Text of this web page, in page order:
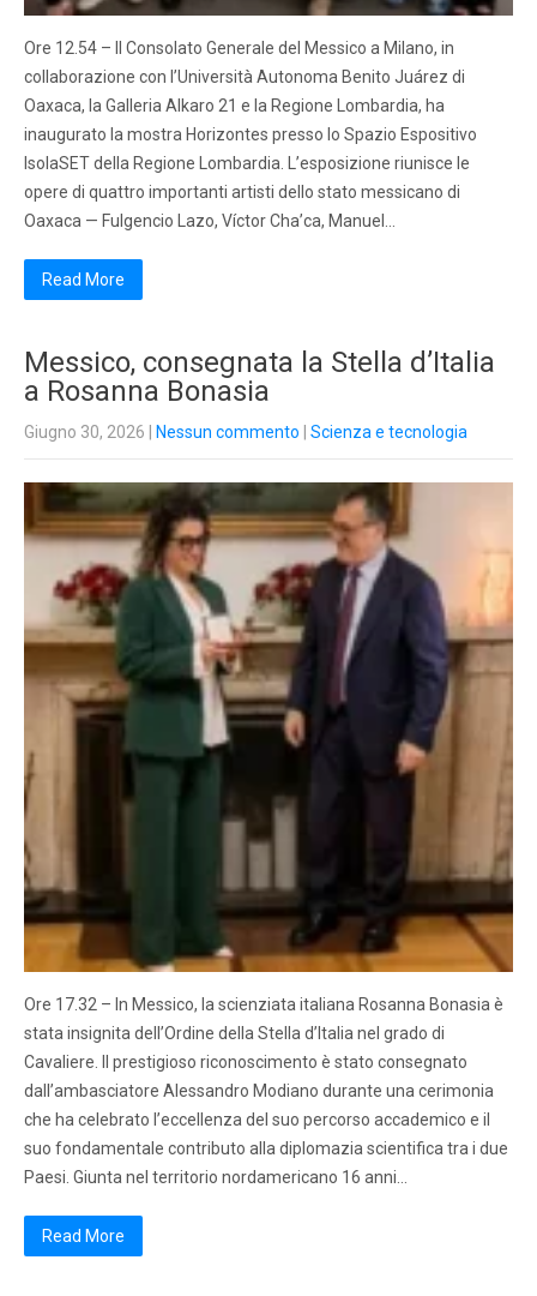
Ore 12.54 – Il Consolato Generale del Messico a Milano, in
collaborazione con l’Università Autonoma Benito Juárez di
Oaxaca, la Galleria Alkaro 21 e la Regione Lombardia, ha
inaugurato la mostra Horizontes presso lo Spazio Espositivo
IsolaSET della Regione Lombardia. L’esposizione riunisce le
opere di quattro importanti artisti dello stato messicano di
Oaxaca — Fulgencio Lazo, Víctor Cha’ca, Manuel…
Read More
Messico, consegnata la Stella d’Italia
a Rosanna Bonasia
Giugno 30, 2026 Nessun commento Scienza e tecnologia
Ore 17.32 – In Messico, la scienziata italiana Rosanna Bonasia è
stata insignita dell’Ordine della Stella d’Italia nel grado di
Cavaliere. Il prestigioso riconoscimento è stato consegnato
dall’ambasciatore Alessandro Modiano durante una cerimonia
che ha celebrato l’eccellenza del suo percorso accademico e il
suo fondamentale contributo alla diplomazia scientifica tra i due
Paesi. Giunta nel territorio nordamericano 16 anni…
Read More